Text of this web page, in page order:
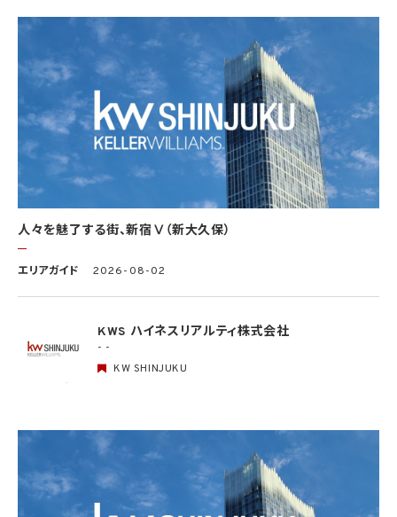
4. 個人情報利用の制限
4.1 当社は、個人情報保護法その他の法令により許容される場合を除き、本人の同意を得
ず、利用目的の達成に必要な範囲を超えて個人情報を取り扱いません。但し、次の場合は
この限りではありません。
(1) 法令に基づく場合
(2) 人の生命、身体又は財産の保護のために必要がある場合であって、本人の同意を得
ることが困難であるとき
(3) 公衆衛生の向上又は児童の健全な育成の推進のために特に必要がある場合であっ
て、本人の同意を得ることが困難であるとき
(4) 国の機関もしくは地方公共団体又はその委託を受けた者が法令の定める事務を遂
行することに対して協力する必要がある場合であって、本人の同意を得ることにより当該
事務の遂行に支障を及ぼすおそれがあるとき
個人データを学術研究目的で取り扱う必要があるとき（当該個人データを取り扱う目的
ある場合を除きます。）。
4.2 当社は、違法又は不当な行為を助長し、又は誘発するおそれがある方法により個人
5. 個人情報の適正な取得
5.1 当社は、適正に個人情報を取得し、偽りその他不正の手段により取得しません。
(1) 第4.1項第1号から第4号までのいずれかに該当する場合
(2) 学術研究機関等から要配慮個人情報を取得する場合であって、当該要配慮個人情報
を学術研究目的で取得する必要があるとき（当該要配慮個人情報を取得する目的の一
部が学術研究目的である場合を含み、個人の権利利益を不当に侵害するおそれがある
場合を除きます。）（当該個人情報取扱事業者と当該学術研究機関等が共同して学術研
究を行う場合に限ります。）
人々を魅了する街、新宿Ⅴ（新大久保）
エリアガイド 2026-08-02
KWS ハイネスリアルティ株式会社
- -
KW SHINJUKU